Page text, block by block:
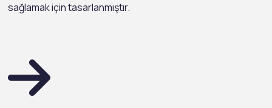
sağlamak için tasarlanmıştır.